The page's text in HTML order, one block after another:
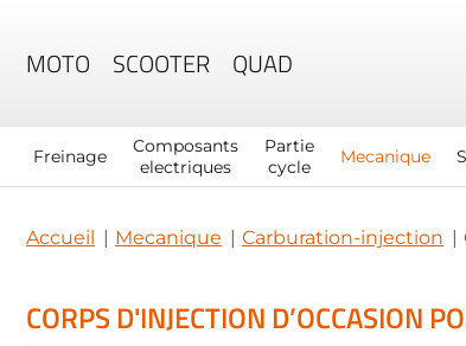
MOTO SCOOTER QUAD
Freinage
Composants
electriques
Partie
cycle
Mecanique
Accueil Mecanique Carburation-injection
CORPS D'INJECTION D’OCCASION